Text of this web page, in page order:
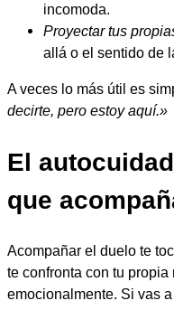
incomoda.
Proyectar tus
allá o el sentido de
A veces lo más útil es
decirte, pero estoy aquí.»
El
que
Acompañar el duelo te
te confronta con tu propia
emocionalmente. Si vas